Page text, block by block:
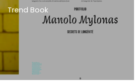
Trend Book